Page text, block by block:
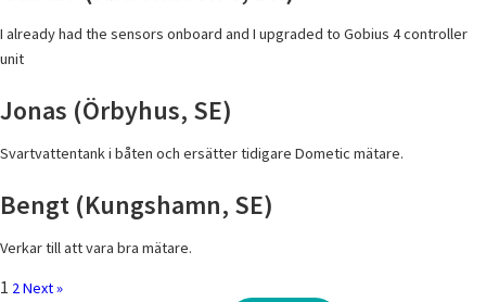
I already had the sensors onboard and I upgraded to Gobius 4 controller
unit
Jonas (Örbyhus, SE)
Svartvattentank i båten och ersätter tidigare Dometic mätare.
Bengt (Kungshamn, SE)
Verkar till att vara bra mätare.
1 2Next »